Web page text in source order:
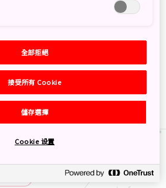
新潟, 3月31日
秋田, 4月6日
長野, 3月31日
全部拒絕
接受所有 Cookie
儲存選擇
Cookie 设置